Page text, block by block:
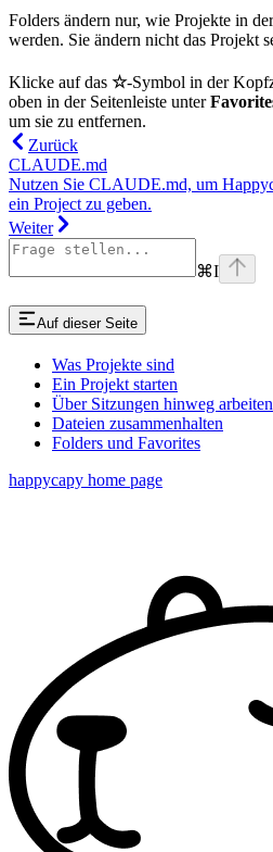
Folders ändern nur, wie Projekte in
werden. Sie ändern nicht das Projekt
Klicke auf das ☆-Symbol in der
oben in der Seitenleiste unter
um sie zu entfernen.
Zurück
CLAUDE.md
Nutzen Sie CLAUDE.md, um
ein Project zu geben.
Weiter
⌘I
Auf dieser Seite
Was Projekte sind
Ein Projekt starten
Über Sitzungen hinweg arbeiten
Dateien zusammenhalten
Folders und Favorites
happycapy home page